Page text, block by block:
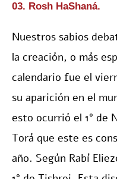
03. Rosh HaShaná.
Nuestros sabios
la creación, o más
calendario fue el
su aparición en el
esto ocurrió el 1° de
Torá que este es
año. Según Rabí